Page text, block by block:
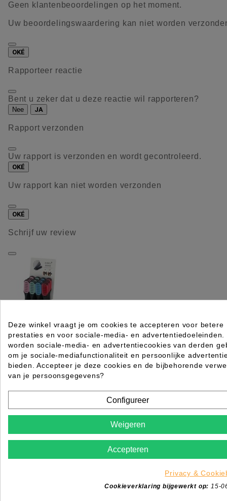
Geen klantenbeoordelingen op het moment.
Uw beoordelingswaardering kan niet worden
OKÉ
Rapporteer reactie
Bent u zeker dat u deze reactie wil rapporteren?
Nee JA
Rapport verzonden
Uw rapport is verzonden en wordt gecontroleerd.
OKÉ
Uw rapport kan niet worden verzonden
OKÉ
Schrijf uw review
LINYLISS DISPLAY MET 12 BORSTELS SIBEL
Rating forQuality
Please choose a rating for your review.
Title of your review
Enim quis fugiat consequat elit minim nisi eu
occaecat deserunt aliquip nisi ex deserunt.
Deze winkel vraagt je om cookies te accepteren voor betere
prestaties en voor sociale-media- en advertentiedoeleinden.
worden sociale-media- en advertentiecookies van derden
om je sociale-mediafunctionaliteit en persoonlijke
bieden. Accepteer je deze cookies en de bijbehorende
van je persoonsgegevens?
Configureer
Weigeren
Accepteren
Privacy &
Cookieverklaring bijgewerkt op: 15-